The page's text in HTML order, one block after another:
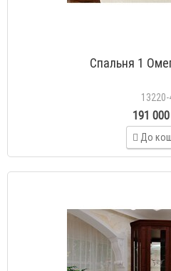
Спальня 1
13220-
191 000
До